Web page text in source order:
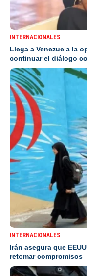
INTERNACIONALES
Llega a Venezuela la
continuar el diálogo
INTERNACIONALES
Irán asegura que
retomar compromisos